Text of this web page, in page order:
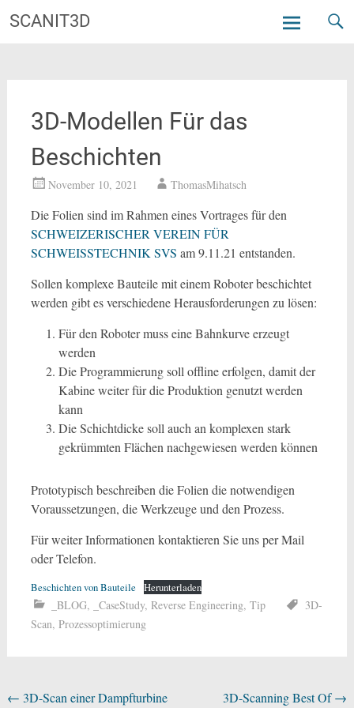
Inhalt
SCANIT3D
3D-Modellen Für das
Beschichten
November 10, 2021 ThomasMihatsch
Die Folien sind im Rahmen eines Vortrages für den
SCHWEIZERISCHER VEREIN FÜR
SCHWEISSTECHNIK SVS am 9.11.21 entstanden.
Sollen komplexe Bauteile mit einem Roboter beschichtet
werden gibt es verschiedene Herausforderungen zu lösen:
Für den Roboter muss eine Bahnkurve erzeugt
werden
Die Programmierung soll offline erfolgen, damit der
Kabine weiter für die Produktion genutzt werden
kann
Die Schichtdicke soll auch an komplexen stark
gekrümmten Flächen nachgewiesen werden können
Prototypisch beschreiben die Folien die notwendigen
Voraussetzungen, die Werkzeuge und den Prozess.
Für weiter Informationen kontaktieren Sie uns per Mail
oder Telefon.
Beschichten von Bauteile Herunterladen
_BLOG, _CaseStudy, Reverse Engineering, Tip
3D-
Scan, Prozessoptimierung
Beitragsnavigation
← 3D-Scan einer Dampfturbine 3D-Scanning Best Of→